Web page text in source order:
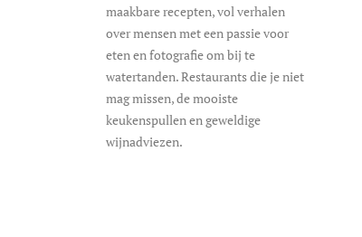
maakbare recepten, vol verhalen
over mensen met een passie voor
eten en fotografie om bij te
watertanden. Restaurants die je niet
mag missen, de mooiste
keukenspullen en geweldige
wijnadviezen.